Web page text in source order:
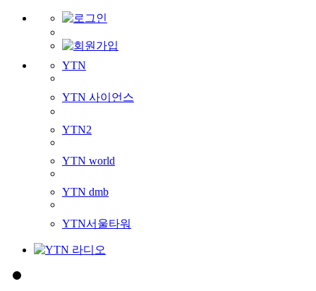
YTN
YTN 사이언스
YTN2
YTN world
YTN dmb
YTN서울타워